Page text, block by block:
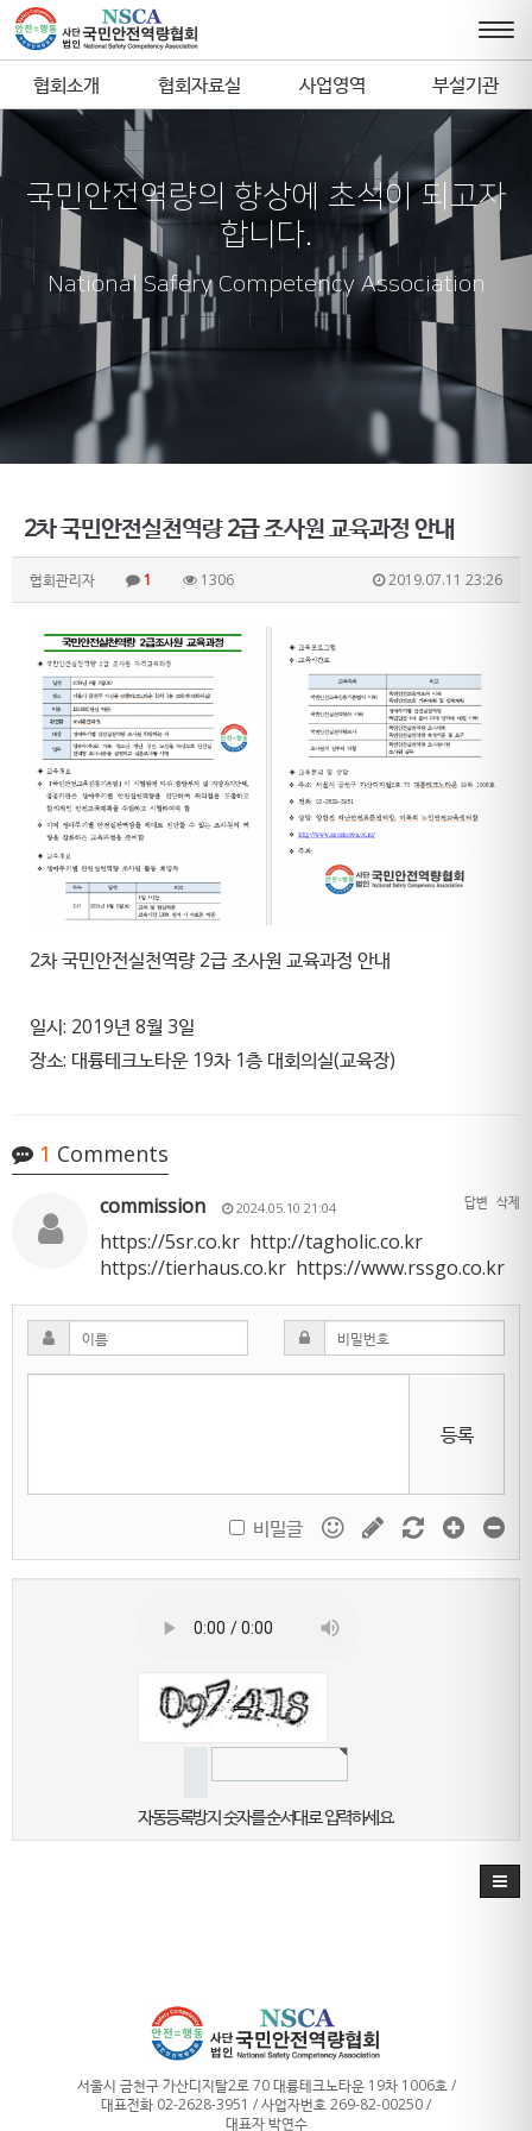
협회소개 협회자료실 사업영역 부설기관
국민안전역량의 향상에 초석이 되고자
합니다.
National Safery Competency Association
2차 국민안전실천역량 2급 조사원 교육과정 안내
협회관리자 1 1306 2019.07.11 23:26
2차 국민안전실천역량 2급 조사원 교육과정 안내
일시: 2019년 8월 3일
장소: 대륭테크노타운 19차 1층 대회의실(교육장)
1 Comments
commission 2024.05.10 21:04 답변 삭제
https://5sr.co.kr http://tagholic.co.kr
https://tierhaus.co.kr https://www.rssgo.co.kr
등록
비밀글
자동등록방지 숫자를 순서대로 입력하세요.
서울시 금천구 가산디지탈2로 70 대륭테크노타운 19차 1006호 /
대표전화 02-2628-3951 / 사업자번호 269-82-00250 /
대표자 박연수